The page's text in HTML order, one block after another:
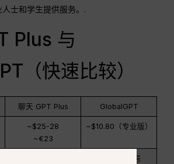
士和学生提供服务。.
Plus 与
（快速比较）
聊天 GPT Plus GlobalGPT
~$25-28
~€23
~$10.80（专业版）
100 多种型号